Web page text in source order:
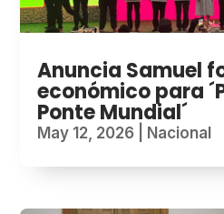
Anuncia Samuel
económico para
Ponte Mundial´
May 12, 2026 Nacional